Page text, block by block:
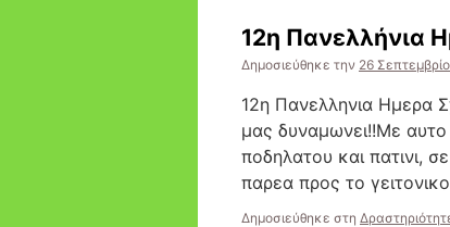
Θετικό
σχολικό
μας
περιβάλλον!!
12η Πανελλήνια
Δημοσιεύθηκε την 26
12η Πανελληνια Ημερα
μας δυναμωνει!!Με
ποδηλατου και πατινι,
παρεα προς το
Δημοσιεύθηκε στη